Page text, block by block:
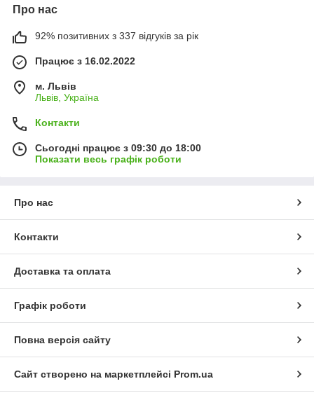
Про нас
92% позитивних з 337 відгуків за рік
Працює з 16.02.2022
м. Львів
Львів, Україна
Контакти
Сьогодні працює з 09:30 до 18:00
Показати весь графік роботи
Про нас
Контакти
Доставка та оплата
Графік роботи
Повна версія сайту
Сайт створено на маркетплейсі Prom.ua